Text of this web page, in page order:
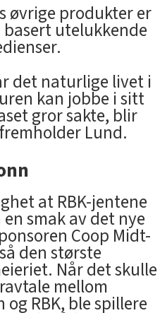
øvrige produkter er
utelukkende
det naturlige livet i
kan jobbe i sitt
gror sakte, blir
Lund.
at RBK-jentene
smak av det nye
Coop Midt-
den største
Når det skulle
mellom
RBK, ble spillere